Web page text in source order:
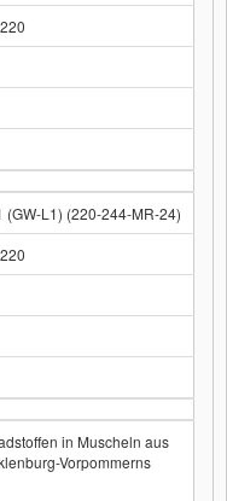
L1) (220-244-MR-24)
in Muscheln aus
Vorpommerns